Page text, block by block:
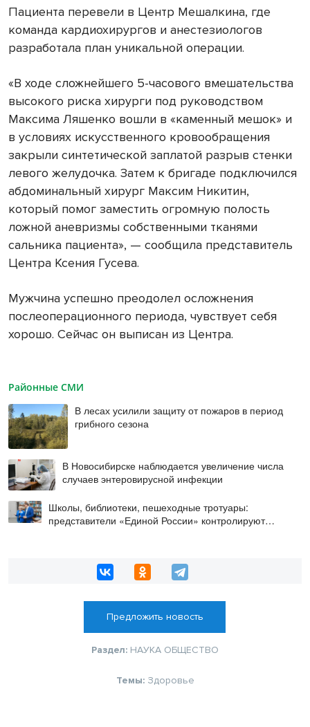
Пациента перевели в Центр Мешалкина, где
команда кардиохирургов и анестезиологов
разработала план уникальной операции.
«В ходе сложнейшего 5-часового вмешательства
высокого риска хирурги под руководством
Максима Ляшенко вошли в «каменный мешок» и
в условиях искусственного кровообращения
закрыли синтетической заплатой разрыв стенки
левого желудочка. Затем к бригаде подключился
абдоминальный хирург Максим Никитин,
который помог заместить огромную полость
ложной аневризмы собственными тканями
сальника пациента», — сообщила представитель
Центра Ксения Гусева.
Мужчина успешно преодолел осложнения
послеоперационного периода, чувствует себя
хорошо. Сейчас он выписан из Центра.
Районные СМИ
В лесах усилили защиту от пожаров в период
грибного сезона
В Новосибирске наблюдается увеличение числа
случаев энтеровирусной инфекции
Школы, библиотеки, пешеходные тротуары:
представители «Единой России» контролируют
Предложить новость
Раздел: НАУКА ОБЩЕСТВО
Темы: Здоровье